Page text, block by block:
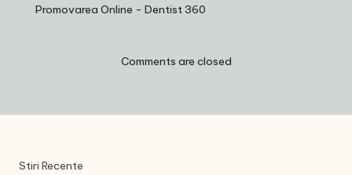
Promovarea Online - Dentist 360
Comments are closed
Stiri Recente